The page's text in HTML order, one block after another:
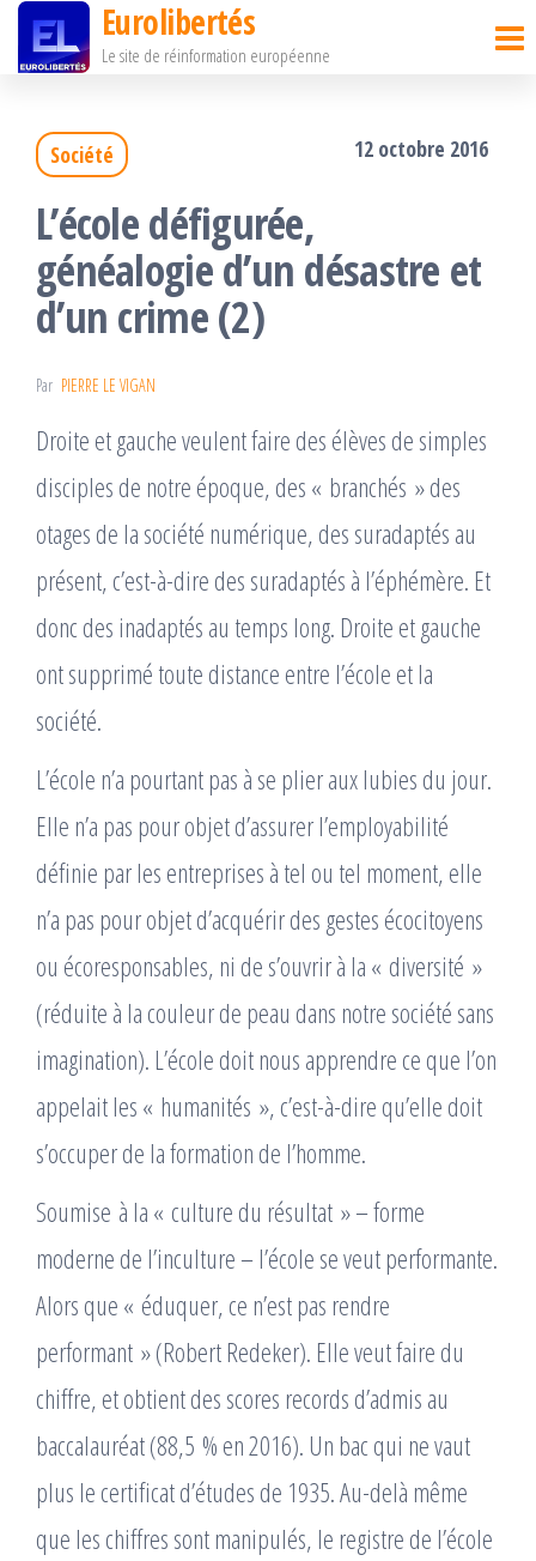
Passer
Eurolibertés
Le site de réinformation européenne
Société 12 octobre 2016
L’école défigurée,
généalogie d’un désastre et
d’un crime (2)
Par PIERRE LE VIGAN
Droite et gauche veulent faire des élèves de simples
disciples de notre époque, des « branchés » des
otages de la société numérique, des suradaptés au
présent, c’est-à-dire des suradaptés à l’éphémère. Et
donc des inadaptés au temps long. Droite et gauche
ont supprimé toute distance entre l’école et la
société.
L’école n’a pourtant pas à se plier aux lubies du jour.
Elle n’a pas pour objet d’assurer l’employabilité
définie par les entreprises à tel ou tel moment, elle
n’a pas pour objet d’acquérir des gestes écocitoyens
ou écoresponsables, ni de s’ouvrir à la « diversité »
(réduite à la couleur de peau dans notre société sans
imagination). L’école doit nous apprendre ce que l’on
appelait les « humanités », c’est-à-dire qu’elle doit
s’occuper de la formation de l’homme.
Soumise à la « culture du résultat » – forme
moderne de l’inculture – l’école se veut performante.
Alors que « éduquer, ce n’est pas rendre
performant » (Robert Redeker). Elle veut faire du
chiffre, et obtient des scores records d’admis au
baccalauréat (88,5 % en 2016). Un bac qui ne vaut
plus le certificat d’études de 1935. Au-delà même
que les chiffres sont manipulés, le registre de l’école